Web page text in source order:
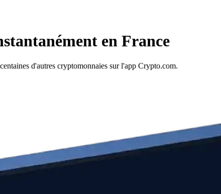
en France
d'autres cryptomonnaies sur l'app Crypto.com.